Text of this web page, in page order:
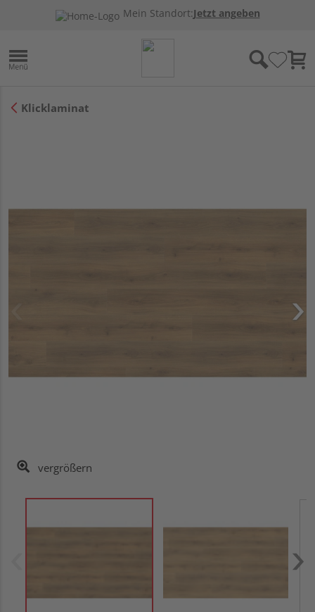
Mein Standort:Jetzt angeben
Klicklaminat
vergrößern